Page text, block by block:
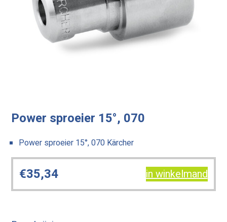
Power sproeier 15°, 070
Power sproeier 15°, 070 Kärcher
€35,34 in winkelmand